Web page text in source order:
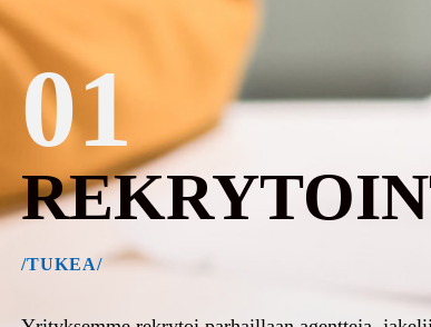
01
/TUKEA/